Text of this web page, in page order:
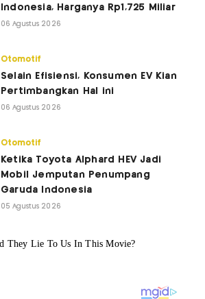
Indonesia, Harganya Rp1,725 Miliar
06 Agustus 2026
Otomotif
Selain Efisiensi, Konsumen EV Kian
Pertimbangkan Hal ini
06 Agustus 2026
Otomotif
Ketika Toyota Alphard HEV Jadi
Mobil Jemputan Penumpang
Garuda Indonesia
05 Agustus 2026